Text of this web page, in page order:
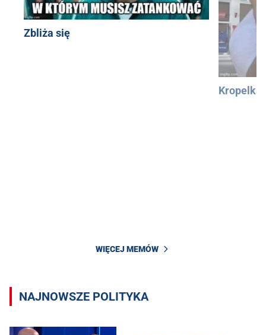
Zbliża się
Kropelka
WIĘCEJ MEMÓW
NAJNOWSZE POLITYKA